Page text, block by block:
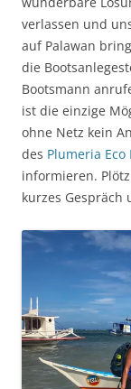
verlassen und
auf Palawan
die
Bootsmann
ist die einzige
ohne Netz kein
des Plumeria Eco
informieren.
kurzes